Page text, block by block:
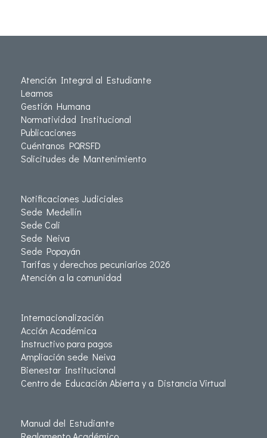
Atención Integral al Estudiante
Leamos
Gestión Humana
Normatividad Institucional
Publicaciones
Cuéntanos PQRSFD
Solicitudes de Mantenimiento
Notificaciones Judiciales
Sede Medellín
Sede Cali
Sede Neiva
Sede Popayán
Tarifas y derechos pecuniarios 2026
Atención a la comunidad
Internacionalización
Acción Académica
Instructivo para pagos
Ampliación sede Neiva
Bienestar Institucional
Centro de Educación Abierta y a Distancia Virtual
Manual del Estudiante